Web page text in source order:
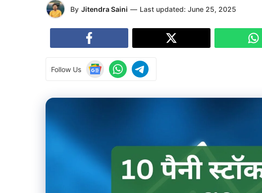
By Jitendra Saini — Last updated: June 25, 2025
Follow Us